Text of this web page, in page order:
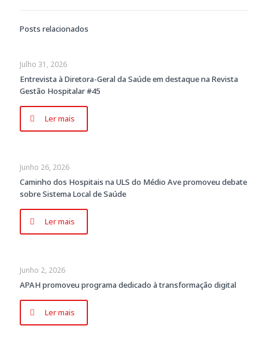
Posts relacionados
Julho 31, 2026
Entrevista à Diretora-Geral da Saúde em destaque na Revista
Gestão Hospitalar #45
Ler mais
Junho 26, 2026
Caminho dos Hospitais na ULS do Médio Ave promoveu debate
sobre Sistema Local de Saúde
Ler mais
Junho 2, 2026
APAH promoveu programa dedicado à transformação digital
Ler mais